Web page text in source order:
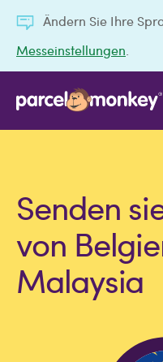
Ändern Sie Ihre
Messeinstellungen
Senden
von
Malaysia